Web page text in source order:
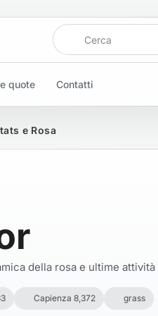
Cerca
quote Contatti
e Rosa
della rosa e ultime
Capienza 8,372 grass